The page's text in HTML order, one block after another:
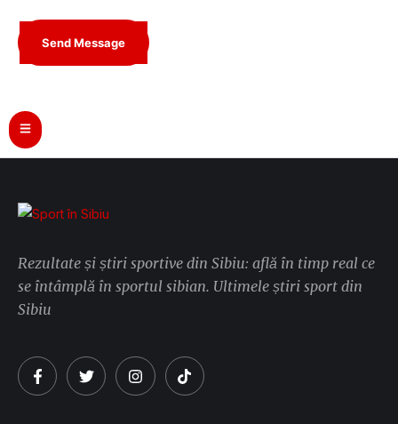
Send Message
Rezultate și știri sportive din Sibiu: află în timp real ce
se întâmplă în sportul sibian. Ultimele știri sport din
Sibiu